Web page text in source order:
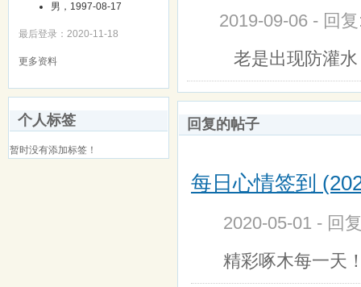
男，1997-08-17
最后登录：2020-11-18
更多资料
个人标签
暂时没有添加标签！
2019-09-06 - 回
老是出现防灌
回复的帖子
每日心情签到
2020-05-01 - 回
精彩啄木每一天